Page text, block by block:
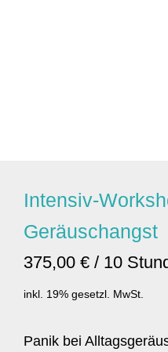
Intensiv-
Geräuschangst
375,00 € / 10
inkl. 19% gesetzl. MwSt.
Panik bei